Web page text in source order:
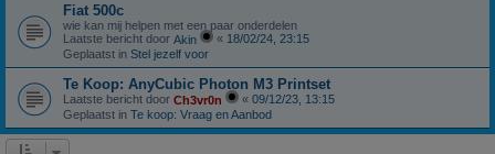
Fiat 500c
wie kan mij helpen met een paar onderdelen
Laatste bericht door Akin « 18/02/24, 23:15
Geplaatst in Stel jezelf voor
Te Koop: AnyCubic Photon M3 Printset
Laatste bericht door Ch3vr0n « 09/12/23, 13:15
Geplaatst in Te koop: Vraag en Aanbod